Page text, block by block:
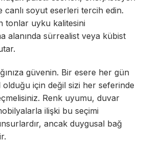
soyut eserleri tercih edin.
tonlar uyku kalitesini
alanında sürrealist veya kübist
güvenin. Bir esere her gün
olduğu için değil sizi her seferinde
Renk uyumu, duvar
ilişki bu seçimi
ancak duygusal bağ